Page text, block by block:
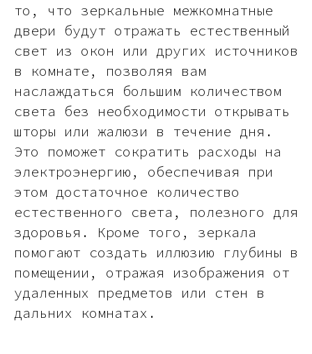
то, что зеркальные межкомнатные
двери будут отражать естественный
свет из окон или других источников
в комнате, позволяя вам
наслаждаться большим количеством
света без необходимости открывать
шторы или жалюзи в течение дня.
Это поможет сократить расходы на
электроэнергию, обеспечивая при
этом достаточное количество
естественного света, полезного для
здоровья. Кроме того, зеркала
помогают создать иллюзию глубины в
помещении, отражая изображения от
удаленных предметов или стен в
дальних комнатах.